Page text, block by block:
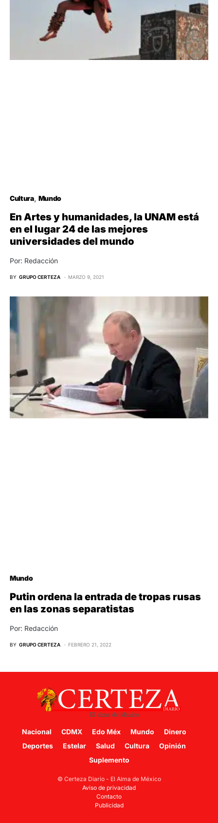
Cultura Mundo
En Artes y humanidades, la UNAM está
en el lugar 24 de las mejores
universidades del mundo
Por: Redacción
BY GRUPO CERTEZA MARZO 9, 2021
Mundo
Putin ordena la entrada de tropas rusas
en las zonas separatistas
Por: Redacción
BY GRUPO CERTEZA FEBRERO 21, 2022
Nacional CDMX Edo Méx Mundo
Dinero
Deportes
Estelar Salud Cultura
Opinión
Suplemento
© Certeza Diario - El Alma de México
Aviso de privacidad
Contacto
Publicidad